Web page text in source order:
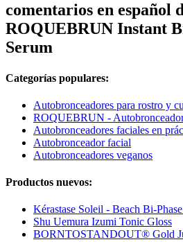
comentarios en español
ROQUEBRUN Instant
Serum
Categorías populares:
Autobronceadores para rostro y
ROQUEBRUN -
Autobronceadores faciales en
Autobronceador facial
Autobronceadores veganos
Productos nuevos:
Kérastase Soleil - Beach Bi-
Shu Uemura Izumi Tonic Gloss
BORNTOSTANDOUT® Gold